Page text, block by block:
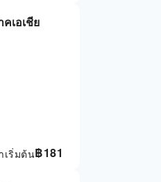
เอเชีย
฿181
เริ่มต้น